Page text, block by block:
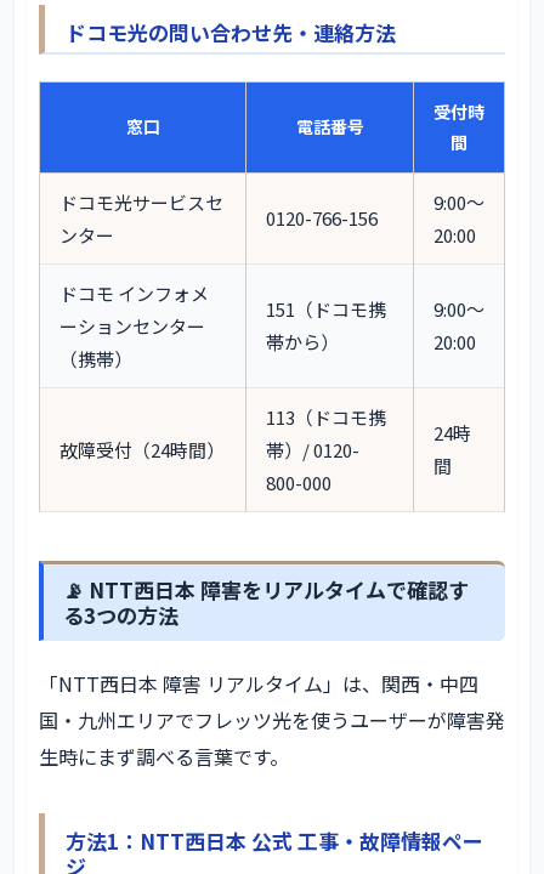
ドコモ光の問い合わせ先・連絡方法
窓口 電話番号
受付時
間
ドコモ光サービスセ
ンター
0120-766-156
9:00〜
20:00
ドコモ インフォメ
ーションセンター
（携帯）
151（ドコモ携
帯から）
9:00〜
20:00
故障受付（24時間）
113（ドコモ携
帯）/ 0120-
800-000
24時
間
📡 NTT西日本 障害をリアルタイムで確認す
る3つの方法
「NTT西日本 障害 リアルタイム」は、関西・中四
国・九州エリアでフレッツ光を使うユーザーが障害発
生時にまず調べる言葉です。
方法1：NTT西日本 公式 工事・故障情報ペー
ジ